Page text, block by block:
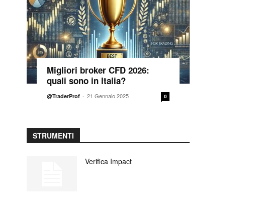
Migliori broker CFD 2026:
quali sono in Italia?
@TraderProf - 21 Gennaio 2025 0
STRUMENTI
Verifica Impact